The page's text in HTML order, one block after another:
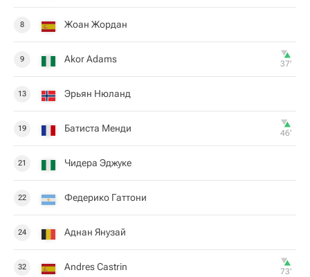
8 Жоан Жордан
9 Akor Adams 37‎’‎
13 Эрьян Нюланд
19 Батиста Менди 46‎’‎
21 Чидера Эджуке
22 Федерико Гаттони
24 Аднан Янузай
32 Andres Castrin 73‎’‎